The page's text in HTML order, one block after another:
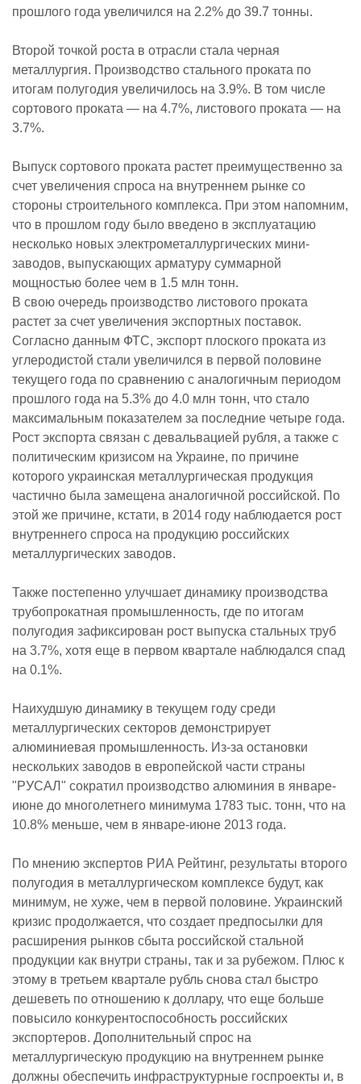
прошлого года увеличился на 2.2% до 39.7 тонны.
Второй точкой роста в отрасли стала черная
металлургия. Производство стального проката по
итогам полугодия увеличилось на 3.9%. В том числе
сортового проката — на 4.7%, листового проката — на
3.7%.
Выпуск сортового проката растет преимущественно за
счет увеличения спроса на внутреннем рынке со
стороны строительного комплекса. При этом напомним,
что в прошлом году было введено в эксплуатацию
несколько новых электрометаллургических мини-
заводов, выпускающих арматуру суммарной
мощностью более чем в 1.5 млн тонн.
В свою очередь производство листового проката
растет за счет увеличения экспортных поставок.
Согласно данным ФТС, экспорт плоского проката из
углеродистой стали увеличился в первой половине
текущего года по сравнению с аналогичным периодом
прошлого года на 5.3% до 4.0 млн тонн, что стало
максимальным показателем за последние четыре года.
Рост экспорта связан с девальвацией рубля, а также с
политическим кризисом на Украине, по причине
которого украинская металлургическая продукция
частично была замещена аналогичной российской. По
этой же причине, кстати, в 2014 году наблюдается рост
внутреннего спроса на продукцию российских
металлургических заводов.
Также постепенно улучшает динамику производства
трубопрокатная промышленность, где по итогам
полугодия зафиксирован рост выпуска стальных труб
на 3.7%, хотя еще в первом квартале наблюдался спад
на 0.1%.
Наихудшую динамику в текущем году среди
металлургических секторов демонстрирует
алюминиевая промышленность. Из-за остановки
нескольких заводов в европейской части страны
"РУСАЛ" сократил производство алюминия в январе-
июне до многолетнего минимума 1783 тыс. тонн, что на
10.8% меньше, чем в январе-июне 2013 года.
По мнению экспертов РИА Рейтинг, результаты второго
полугодия в металлургическом комплексе будут, как
минимум, не хуже, чем в первой половине. Украинский
кризис продолжается, что создает предпосылки для
расширения рынков сбыта российской стальной
продукции как внутри страны, так и за рубежом. Плюс к
этому в третьем квартале рубль снова стал быстро
дешеветь по отношению к доллару, что еще больше
повысило конкурентоспособность российских
экспортеров. Дополнительный спрос на
металлургическую продукцию на внутреннем рынке
должны обеспечить инфраструктурные госпроекты и, в